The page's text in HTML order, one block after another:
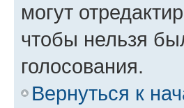
могут
чтобы нельзя
голосования.
Вернуться к